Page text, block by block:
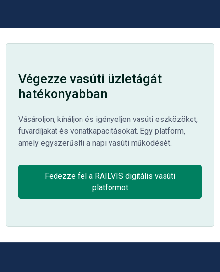
Végezze vasúti üzletágát
hatékonyabban
Vásároljon, kínáljon és igényeljen vasúti eszközöket,
fuvardíjakat és vonatkapacitásokat. Egy platform,
amely egyszerűsíti a napi vasúti működését.
Fedezze fel a RAILVIS digitális vasúti
platformot